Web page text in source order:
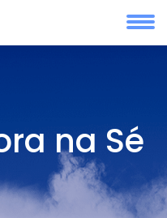
na Sé